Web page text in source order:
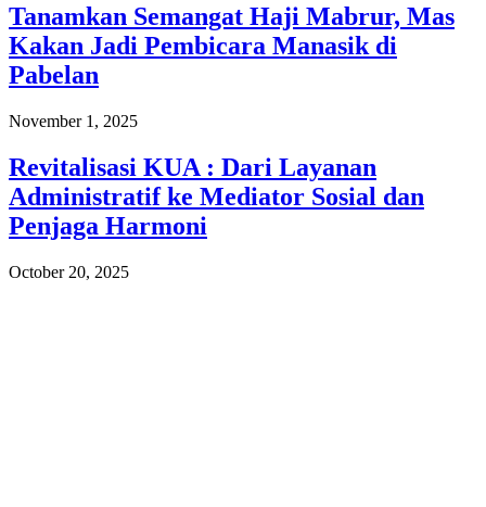
Tanamkan Semangat Haji Mabrur, Mas
Kakan Jadi Pembicara Manasik di
Pabelan
November 1, 2025
Revitalisasi KUA : Dari Layanan
Administratif ke Mediator Sosial dan
Penjaga Harmoni
October 20, 2025